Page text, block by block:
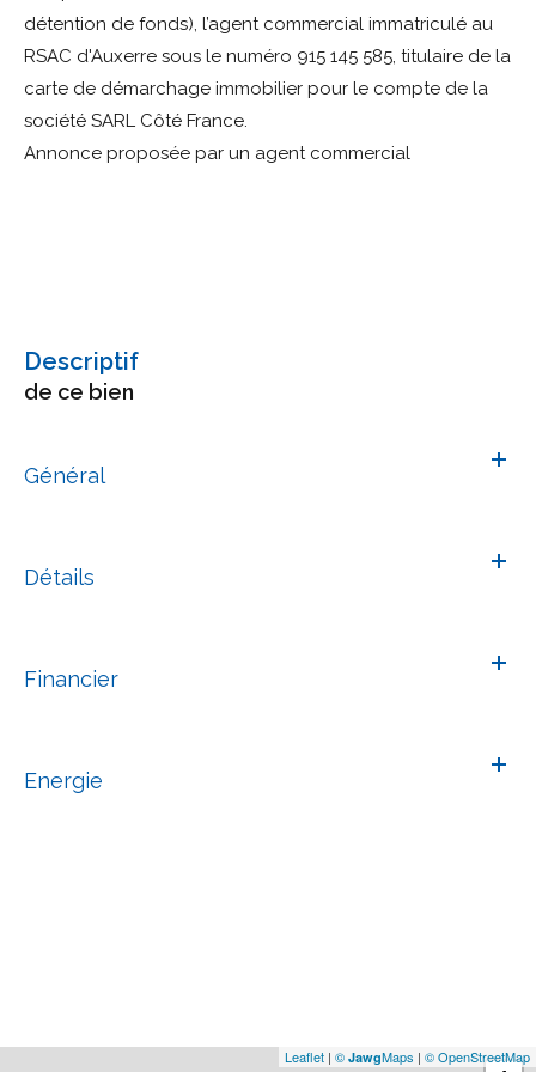
détention de fonds), l’agent commercial immatriculé au
RSAC d'Auxerre sous le numéro 915 145 585, titulaire de la
carte de démarchage immobilier pour le compte de la
Annonce proposée par un agent commercial
descriptif
de ce bien
Général
Détails
Financier
Energie
Leaflet | © JawgMaps | © OpenStreetMap